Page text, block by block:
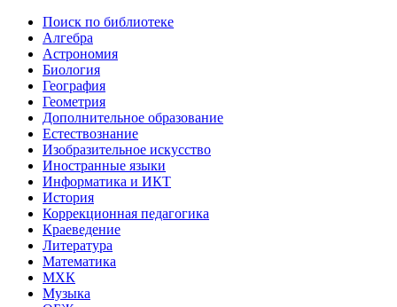
Поиск по библиотеке
Алгебра
Астрономия
Биология
География
Геометрия
Дополнительное образование
Естествознание
Изобразительное искусство
Иностранные языки
Информатика и ИКТ
История
Коррекционная педагогика
Краеведение
Литература
Математика
МХК
Музыка